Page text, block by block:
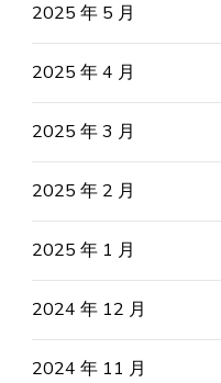
2025 年 5 月
2025 年 4 月
2025 年 3 月
2025 年 2 月
2025 年 1 月
2024 年 12 月
2024 年 11 月